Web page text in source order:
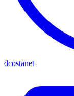
dcostanet